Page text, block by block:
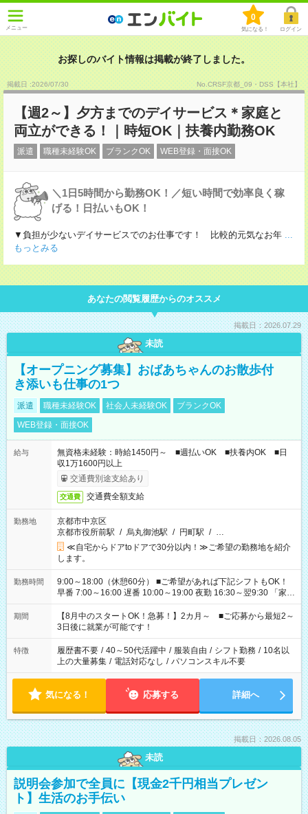
メニュー
0
気になる！ ログイン
お探しのバイト情報は掲載が終了しました。
掲載日 :2026/07/30 No.CRSF京都_09・DSS【本社】
【週2～】夕方までのデイサービス＊家庭と
両立ができる！｜時短OK｜扶養内勤務OK
派遣 職種未経験OK ブランクOK WEB登録・面接OK
＼1日5時間から勤務OK！／短い時間で効率良く稼
げる！日払いもOK！
▼負担が少ないデイサービスでのお仕事です！ 比較的元気なお年 ...
もっとみる
あなたの閲覧履歴からのオススメ
掲載日：2026.07.29
未読
【オープニング募集】おばあちゃんのお散歩付
き添いも仕事の1つ
派遣 職種未経験OK 社会人未経験OK
ブランクOK
WEB登録・面接OK
給与
無資格未経験：時給1450円～ ■週払いOK ■扶養内OK ■日
収1万1600円以上
交通費別途支給あり
交通費 交通費全額支給
勤務地
京都市中京区
京都市役所前駅 / 烏丸御池駅 / 円町駅 / …
≪自宅からドアtoドアで30分以内！≫ご希望の勤務地を紹介
します。
勤務時間
9:00～18:00（休憩60分） ■ご希望があれば下記シフトもOK！
早番 7:00～16:00 遅番 10:00～19:00 夜勤 16:30～翌9:30 「家族
と休みを合わせたい」 「余裕を持って夕飯の準備がしたい」
「できれば残業はしたくない」 など、ご希望を教えてください
ね。 ※Wワーク希望の方へ 今ご覧のお仕事で希望する勤務時間
と、もう1つのお仕事の勤務時間。 合計で週40時間を超える場
合は応募できません。
期間
【8月中のスタートOK！急募！】2カ月～ ■ご応募から最短2～
3日後に就業が可能です！
特徴 履歴書不要 / 40～50代活躍中 / 服装自由 / シフト勤務 / 10名以
上の大量募集 / 電話対応なし / パソコンスキル不要
気になる！ 応募する 詳細へ
掲載日：2026.08.05
未読
説明会参加で全員に【現金2千円相当プレゼン
ト】生活のお手伝い